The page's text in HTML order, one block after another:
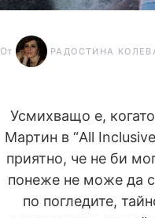
От РАДОСТИНА
Усмихващо е,
Мартин в “All
приятно, че не би
понеже не може да
по погледите,